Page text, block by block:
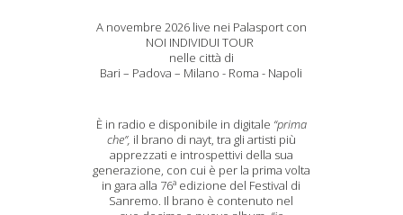
A novembre 2026 live nei Palasport con
NOI INDIVIDUI TOUR
nelle città di
Bari – Padova – Milano - Roma - Napoli
È in radio e disponibile in digitale “prima
che”, il brano di nayt, tra gli artisti più
apprezzati e introspettivi della sua
generazione, con cui è per la prima volta
in gara alla 76ª edizione del Festival di
Sanremo. Il brano è contenuto nel